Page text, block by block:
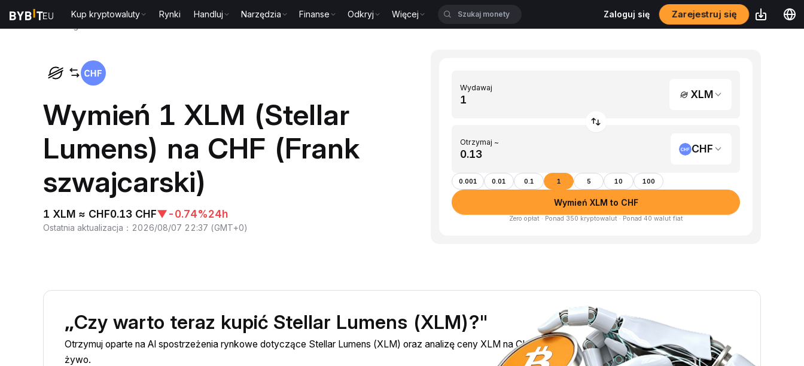
Kup kryptowaluty Rynki Handluj Narzędzia Finanse Odkryj Więcej Zaloguj się Zarejestruj się
Wymień 1 XLM (Stellar
Lumens) na CHF (Frank
szwajcarski)
1 XLM ≈ CHF0.13 CHF▼-0.74%24h
Ostatnia aktualizacja ： 2026/08/07 22:37 (GMT+0)
Wydawaj
XLM
Otrzymaj ~
CHF
0.001 0.01 0.1 1 5 10 100
Wymień XLM to CHF
Zero opłat · Ponad 350 kryptowalut · Ponad 40 walut fiat
„Czy warto teraz kupić Stellar Lumens (XLM)?"
Otrzymuj oparte na AI spostrzeżenia rynkowe dotyczące Stellar Lumens (XLM) oraz analizę ceny XLM na CHF na
żywo.